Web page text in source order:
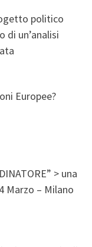
politico
un’analisi
Europee?
> una
Marzo – Milano